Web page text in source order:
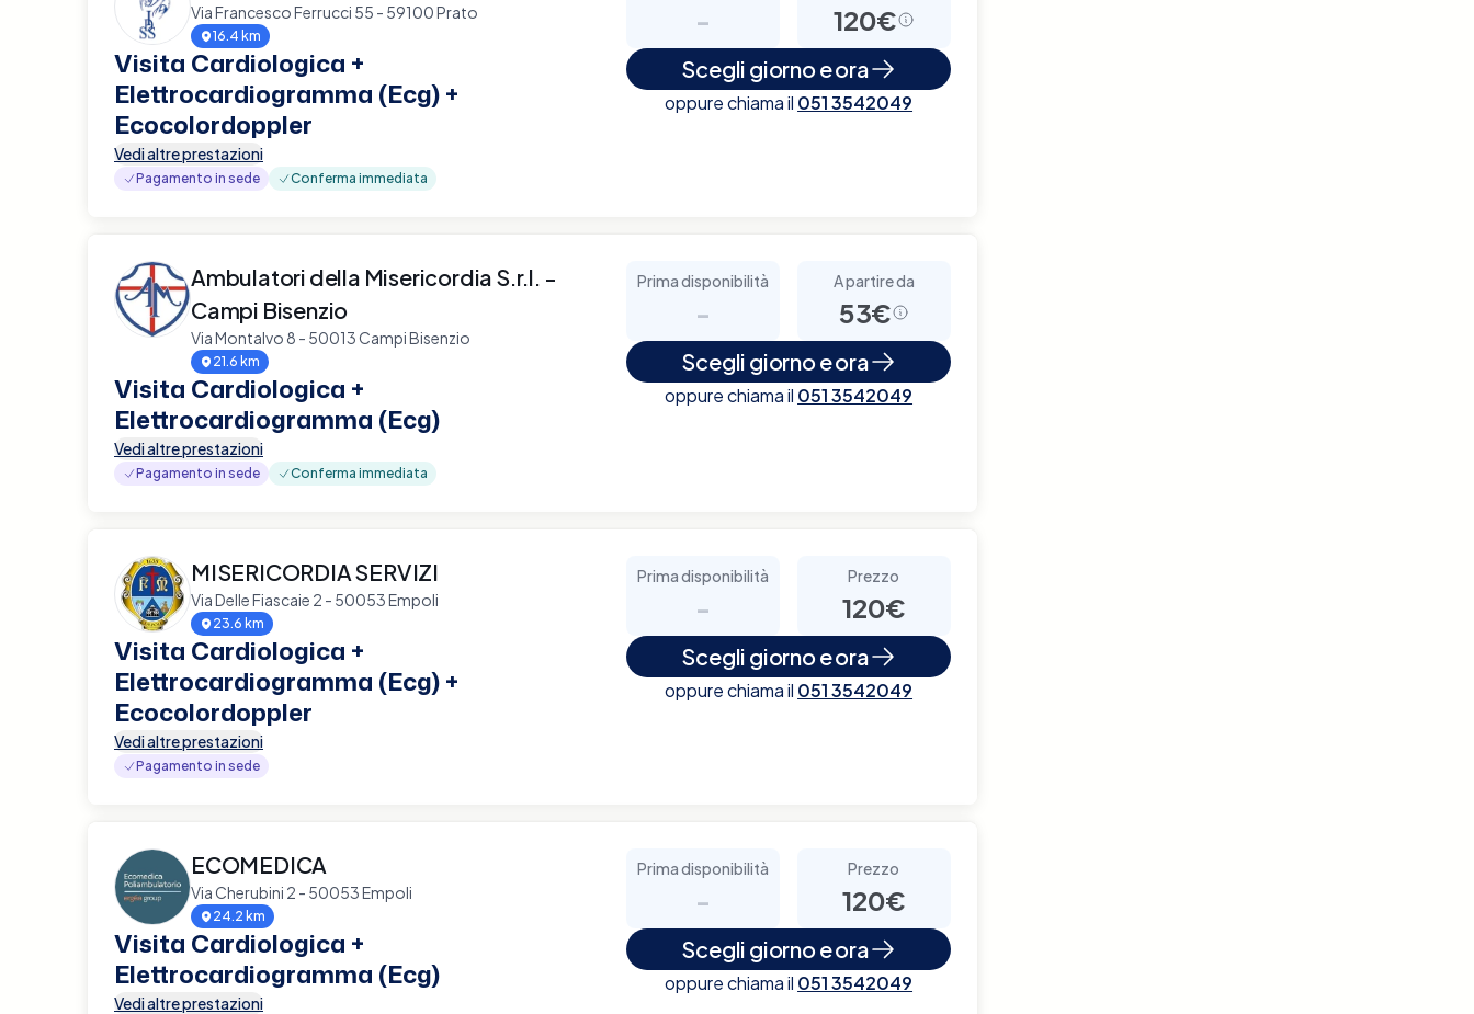
Via Francesco Ferrucci 55 - 59100 Prato
16.4 km
Visita Cardiologica +
Elettrocardiogramma (Ecg) +
Ecocolordoppler
Vedi altre prestazioni
Pagamento in sede Conferma immediata
- 120€
Scegli giorno e ora
oppure chiama il 051 3542049
Ambulatori della Misericordia S.r.l. -
Campi Bisenzio
Via Montalvo 8 - 50013 Campi Bisenzio
21.6 km
Visita Cardiologica +
Elettrocardiogramma (Ecg)
Vedi altre prestazioni
Pagamento in sede Conferma immediata
Prima disponibilità
-
A partire da
53€
Scegli giorno e ora
oppure chiama il 051 3542049
MISERICORDIA SERVIZI
Via Delle Fiascaie 2 - 50053 Empoli
23.6 km
Visita Cardiologica +
Elettrocardiogramma (Ecg) +
Ecocolordoppler
Vedi altre prestazioni
Pagamento in sede
Prima disponibilità
-
Prezzo
120€
Scegli giorno e ora
oppure chiama il 051 3542049
ECOMEDICA
Via Cherubini 2 - 50053 Empoli
24.2 km
Visita Cardiologica +
Elettrocardiogramma (Ecg)
Vedi altre prestazioni
Prima disponibilità
-
Prezzo
120€
Scegli giorno e ora
oppure chiama il 051 3542049